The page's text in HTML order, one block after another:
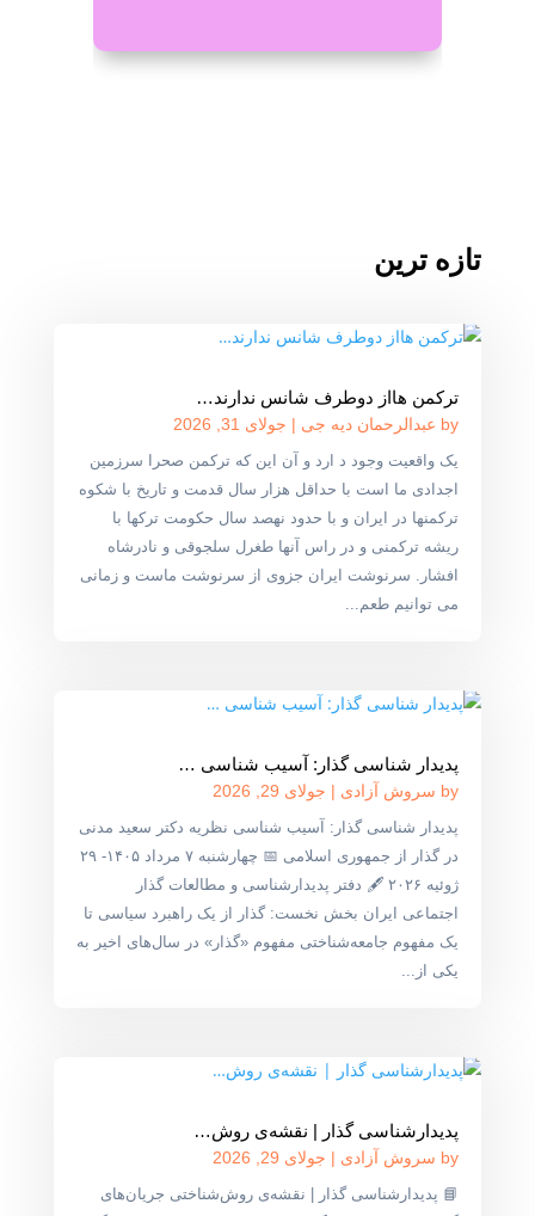
تازه ترین
ترکمن هااز دوطرف شانس ندارند…
by عبدالرحمان دیه جی | جولای 31, 2026
یک واقعیت وجود د ارد و آن این که ترکمن صحرا سرزمین
اجدادی ما است با حداقل هزار سال قدمت و تاریخ با شکوه
ترکمنها در ایران و با حدود نهصد سال حکومت ترکها با
ریشه ترکمنی و در راس آنها طغرل سلجوقی و نادرشاه
افشار. سرنوشت ایران جزوی از سرنوشت ماست و زمانی
می توانیم طعم...
پدیدار شناسی گذار: آسیب شناسی …
by سروش آزادی | جولای 29, 2026
پدیدار شناسی گذار: آسیب شناسی نظریه دکتر سعید مدنی
در گذار از جمهوری اسلامی 📅 چهارشنبه ۷ مرداد ۱۴۰۵- ۲۹
ژوئیه ۲۰۲۶ 🖋 دفتر پدیدارشناسی و مطالعات گذار
اجتماعی ایران بخش نخست: گذار از یک راهبرد سیاسی تا
یک مفهوم جامعه‌شناختی مفهوم «گذار» در سال‌های اخیر به
یکی از...
پدیدارشناسی گذار | نقشه‌ی روش‌…
by سروش آزادی | جولای 29, 2026
📘 پدیدارشناسی گذار | نقشه‌ی روش‌شناختی جریان‌های